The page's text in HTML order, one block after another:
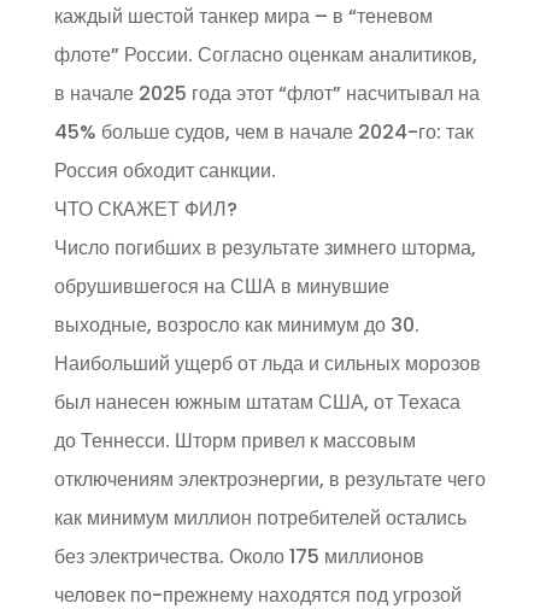
каждый шестой танкер мира – в “теневом
флоте” России. Согласно оценкам аналитиков,
в начале 2025 года этот “флот” насчитывал на
45% больше судов, чем в начале 2024-го: так
Россия обходит санкции.
ЧТО СКАЖЕТ ФИЛ?
Число погибших в результате зимнего шторма,
обрушившегося на США в минувшие
выходные, возросло как минимум до 30.
Наибольший ущерб от льда и сильных морозов
был нанесен южным штатам США, от Техаса
до Теннесси. Шторм привел к массовым
отключениям электроэнергии, в результате чего
как минимум миллион потребителей остались
без электричества. Около 175 миллионов
человек по-прежнему находятся под угрозой